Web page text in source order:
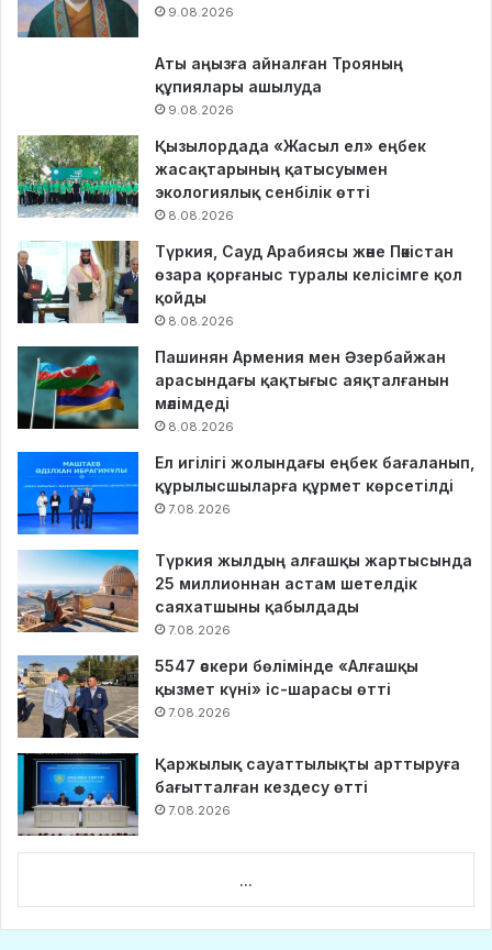
9.08.2026
Аты аңызға айналған Трояның
құпиялары ашылуда
9.08.2026
Қызылордада «Жасыл ел» еңбек
жасақтарының қатысуымен
экологиялық сенбілік өтті
8.08.2026
Түркия, Сауд Арабиясы және Пәкістан
өзара қорғаныс туралы келісімге қол
қойды
8.08.2026
Пашинян Армения мен Әзербайжан
арасындағы қақтығыс аяқталғанын
мәлімдеді
8.08.2026
Ел игілігі жолындағы еңбек бағаланып,
құрылысшыларға құрмет көрсетілді
7.08.2026
Түркия жылдың алғашқы жартысында
25 миллионнан астам шетелдік
саяхатшыны қабылдады
7.08.2026
5547 әскери бөлімінде «Алғашқы
қызмет күні» іс-шарасы өтті
7.08.2026
Қаржылық сауаттылықты арттыруға
бағытталған кездесу өтті
7.08.2026
...